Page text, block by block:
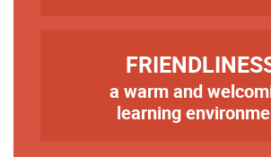
a warm and
learning